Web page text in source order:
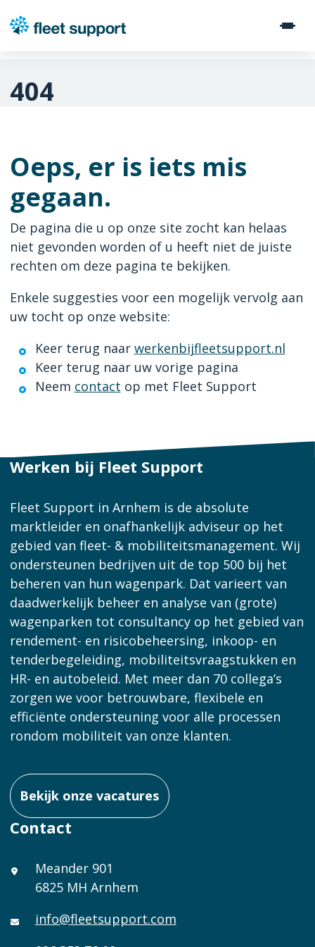
404
Oeps, er is iets mis
gegaan.
De pagina die u op onze site zocht kan helaas
niet gevonden worden of u heeft niet de juiste
rechten om deze pagina te bekijken.
Enkele suggesties voor een mogelijk vervolg aan
uw tocht op onze website:
Keer terug naar werkenbijfleetsupport.nl
Keer terug naar uw vorige pagina
Neem contact op met Fleet Support
Werken bij Fleet Support
Fleet Support in Arnhem is de absolute
marktleider en onafhankelijk adviseur op het
gebied van fleet- & mobiliteitsmanagement. Wij
ondersteunen bedrijven uit de top 500 bij het
beheren van hun wagenpark. Dat varieert van
daadwerkelijk beheer en analyse van (grote)
wagenparken tot consultancy op het gebied van
rendement- en risicobeheersing, inkoop- en
tenderbegeleiding, mobiliteitsvraagstukken en
HR- en autobeleid. Met meer dan 70 collega’s
zorgen we voor betrouwbare, flexibele en
efficiënte ondersteuning voor alle processen
rondom mobiliteit van onze klanten.
Bekijk onze vacatures
Contact
Meander 901
6825 MH Arnhem
info@fleetsupport.com